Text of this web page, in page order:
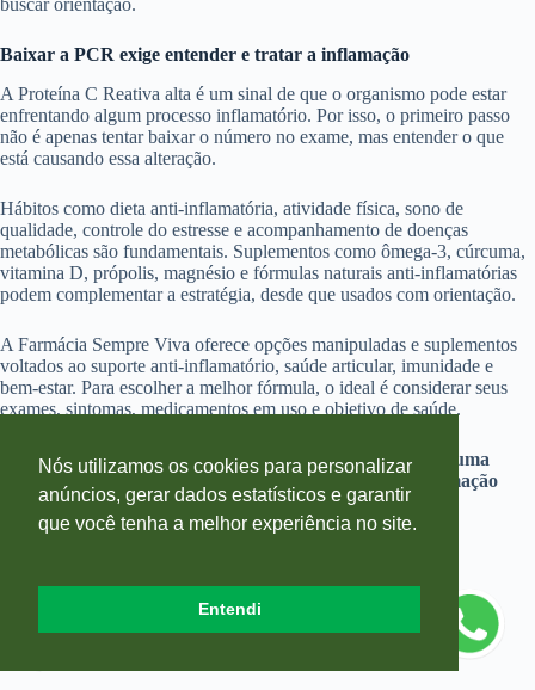
buscar orientação.
Baixar a PCR exige entender e tratar a inflamação
A Proteína C Reativa alta é um sinal de que o organismo pode estar
enfrentando algum processo inflamatório. Por isso, o primeiro passo
não é apenas tentar baixar o número no exame, mas entender o que
está causando essa alteração.
Hábitos como dieta anti-inflamatória, atividade física, sono de
qualidade, controle do estresse e acompanhamento de doenças
metabólicas são fundamentais. Suplementos como ômega-3, cúrcuma,
vitamina D, própolis, magnésio e fórmulas naturais anti-inflamatórias
podem complementar a estratégia, desde que usados com orientação.
A Farmácia Sempre Viva oferece opções manipuladas e suplementos
voltados ao suporte anti-inflamatório, saúde articular, imunidade e
bem-estar. Para escolher a melhor fórmula, o ideal é considerar seus
exames, sintomas, medicamentos em uso e objetivo de saúde.
Consulte a equipe daFarmácia Sempre Vivae encontre uma
estratégia personalizada para apoiar o controle da inflamação
com mais segurança, orientação e qualidade de vida.
Nós utilizamos os cookies para personalizar
anúncios, gerar dados estatísticos e garantir
que você tenha a melhor experiência no site.
Entendi